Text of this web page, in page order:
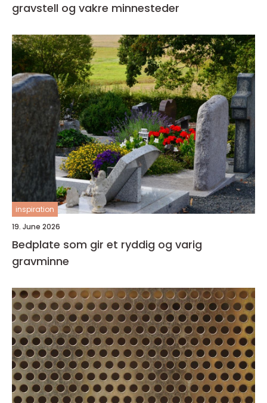
gravstell og vakre minnesteder
inspiration
19. June 2026
Bedplate som gir et ryddig og varig
gravminne